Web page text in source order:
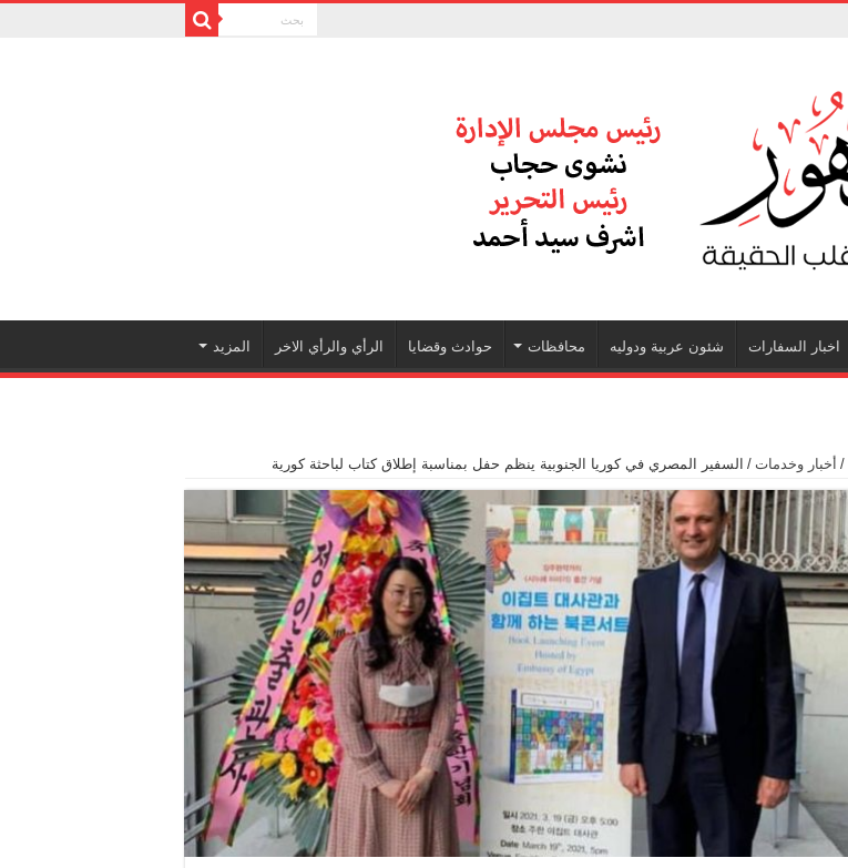
اخبار السفارات شئون عربية ودوليه محافظات حوادث وقضايا الرأي والرأي الاخر المزيد
/ أخبار وخدمات / السفير المصري في كوريا الجنوبية ينظم حفل بمناسبة إطلاق كتاب لباحثة كورية